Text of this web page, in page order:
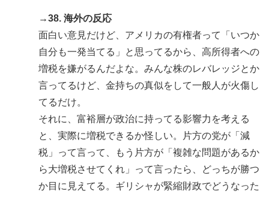
→38. 海外の反応
面白い意見だけど、アメリカの有権者って「いつか
自分も一発当てる」と思ってるから、高所得者への
増税を嫌がるんだよな。みんな株のレバレッジとか
言ってるけど、金持ちの真似をして一般人が火傷し
てるだけ。
それに、富裕層が政治に持ってる影響力を考える
と、実際に増税できるか怪しい。片方の党が「減
税」って言って、もう片方が「複雑な問題があるか
ら大増税させてくれ」って言ったら、どっちが勝つ
か目に見えてる。ギリシャが緊縮財政でどうなった